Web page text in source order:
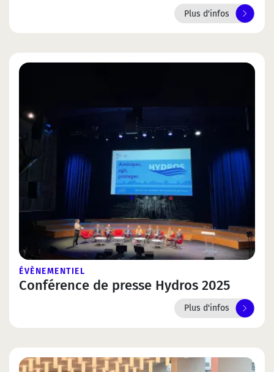
Plus d'infos
ÉVÈNEMENTIEL
Conférence de presse Hydros 2025
Plus d'infos